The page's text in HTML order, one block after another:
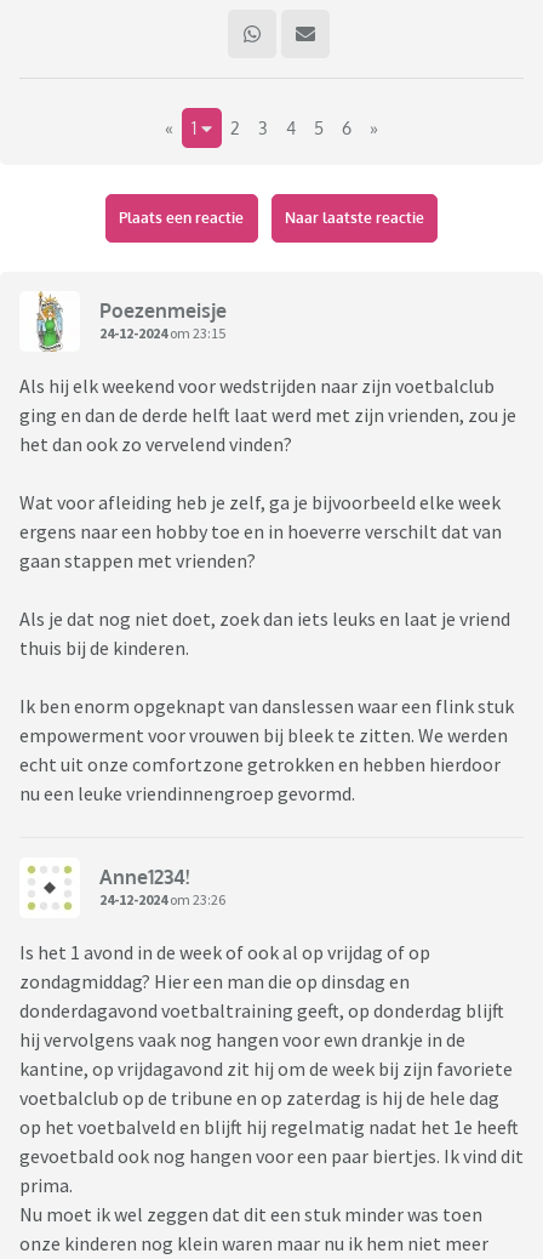
« 1 2 3 4 5 6 »
Plaats een reactie Naar laatste reactie
Poezenmeisje
24-12-2024om 23:15
Als hij elk weekend voor wedstrijden naar zijn voetbalclub
ging en dan de derde helft laat werd met zijn vrienden, zou je
het dan ook zo vervelend vinden?
Wat voor afleiding heb je zelf, ga je bijvoorbeeld elke week
ergens naar een hobby toe en in hoeverre verschilt dat van
gaan stappen met vrienden?
Als je dat nog niet doet, zoek dan iets leuks en laat je vriend
thuis bij de kinderen.
Ik ben enorm opgeknapt van danslessen waar een flink stuk
empowerment voor vrouwen bij bleek te zitten. We werden
echt uit onze comfortzone getrokken en hebben hierdoor
nu een leuke vriendinnengroep gevormd.
Anne1234!
24-12-2024om 23:26
Is het 1 avond in de week of ook al op vrijdag of op
zondagmiddag? Hier een man die op dinsdag en
donderdagavond voetbaltraining geeft, op donderdag blijft
hij vervolgens vaak nog hangen voor ewn drankje in de
kantine, op vrijdagavond zit hij om de week bij zijn favoriete
voetbalclub op de tribune en op zaterdag is hij de hele dag
op het voetbalveld en blijft hij regelmatig nadat het 1e heeft
gevoetbald ook nog hangen voor een paar biertjes. Ik vind dit
prima.
Nu moet ik wel zeggen dat dit een stuk minder was toen
onze kinderen nog klein waren maar nu ik hem niet meer